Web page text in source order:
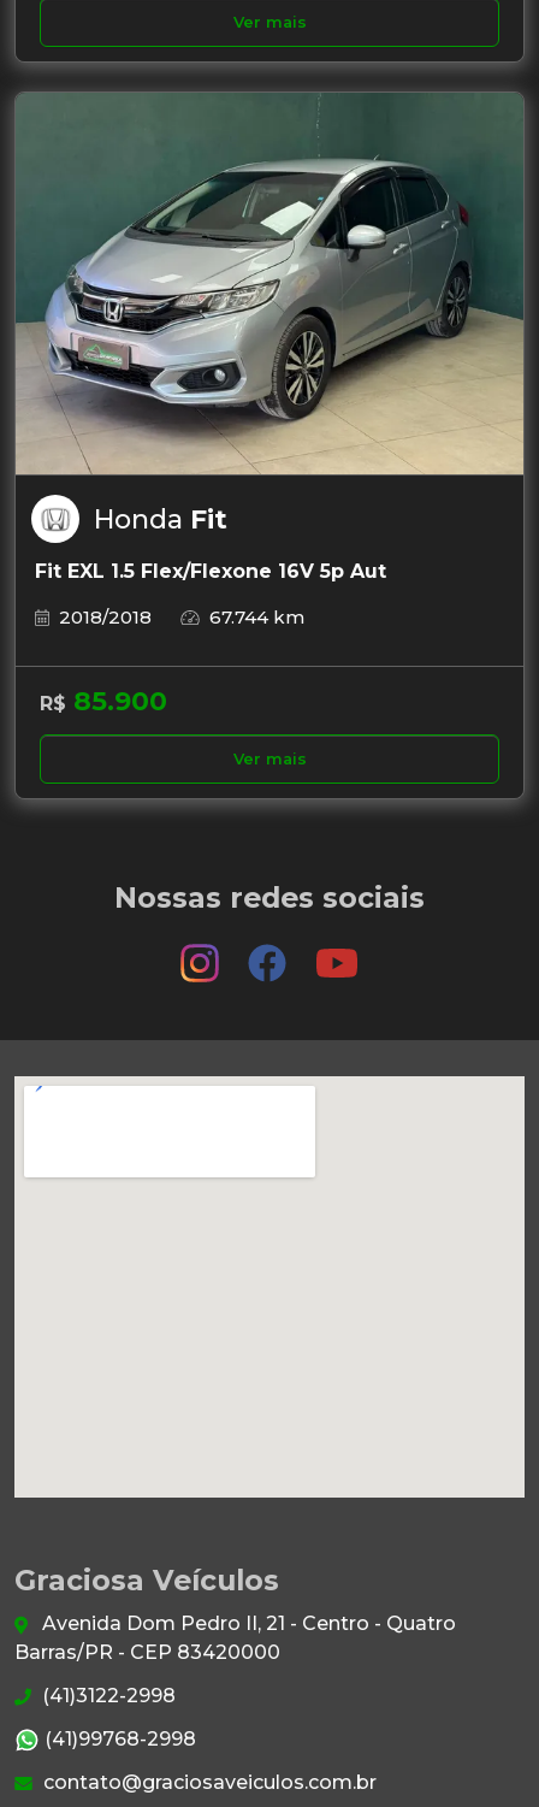
Ver mais
Honda Fit
Fit EXL 1.5 Flex/Flexone 16V 5p Aut
2018/2018
67.744 km
R$ 85.900
Ver mais
Nossas redes sociais
Graciosa Veículos
Avenida Dom Pedro II, 21 - Centro - Quatro
Barras/PR - CEP 83420000
(41)3122-2998
(41)99768-2998
contato@graciosaveiculos.com.br